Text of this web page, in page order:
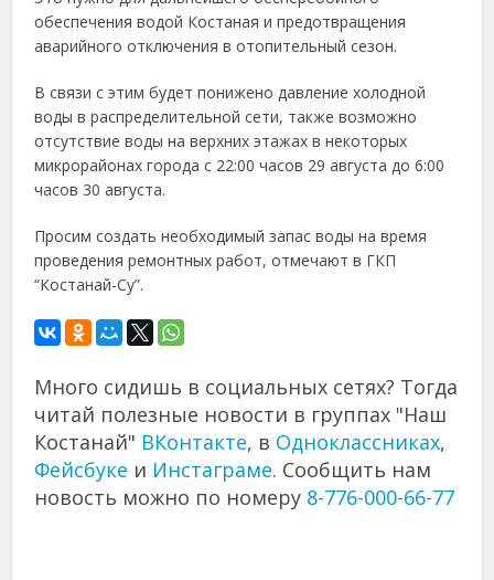
обеспечения водой Костаная и предотвращения
аварийного отключения в отопительный сезон.
В связи с этим будет понижено давление холодной
воды в распределительной сети, также возможно
отсутствие воды на верхних этажах в некоторых
микрорайонах города с 22:00 часов 29 августа до 6:00
часов 30 августа.
Просим создать необходимый запас воды на время
проведения ремонтных работ, отмечают в ГКП
“Костанай-Су”.
Много сидишь в социальных сетях? Тогда
читай полезные новости в группах "Наш
Костанай" ВКонтакте, в Одноклассниках,
Фейсбуке и Инстаграме. Сообщить нам
новость можно по номеру 8-776-000-66-77